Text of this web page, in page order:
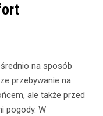
na sposób
przebywanie na
ale także przed
pogody. W